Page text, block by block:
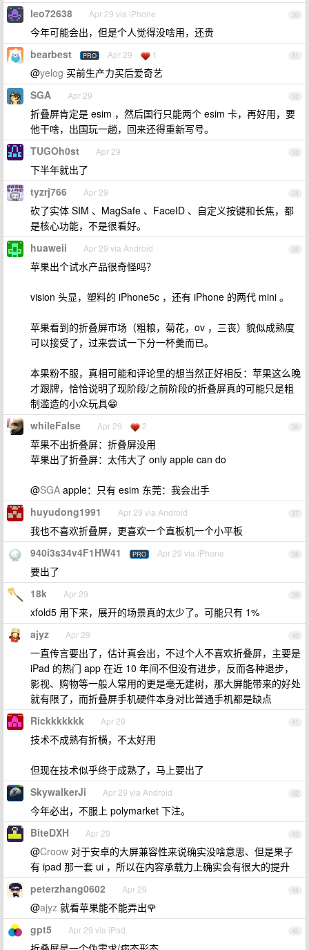
30
leo72638 Apr 29 via iPhone
今年可能会出，但是个人觉得没啥用，还贵
31
bearbest PRO Apr 29 1
@yelog 买前生产力买后爱奇艺
32
SGA Apr 29
折叠屏肯定是 esim ，然后国行只能两个 esim 卡，再好用，要
他干啥，出国玩一趟，回来还得重新写号。
33
TUGOh0st Apr 29
下半年就出了
34
tyzrj766 Apr 29
砍了实体 SIM 、MagSafe 、FaceID 、自定义按键和长焦，都
是核心功能，不是很看好。
35
huaweii Apr 29 via Android
苹果出个试水产品很奇怪吗？
vision 头显，塑料的 iPhone5c ，还有 iPhone 的两代 mini 。
苹果看到的折叠屏市场（粗粮，菊花，ov ，三丧）貌似成熟度
可以接受了，过来尝试一下分一杯羹而已。
本果粉不服，真相可能和评论里的想当然正好相反：苹果这么晚
才跟牌，恰恰说明了现阶段/之前阶段的折叠屏真的可能只是粗
制滥造的小众玩具😁
36
whileFalse Apr 29 2
苹果不出折叠屏：折叠屏没用
苹果出了折叠屏：太伟大了 only apple can do
@SGA apple：只有 esim 东莞：我会出手
37
huyudong1991 Apr 29 via Android
我也不喜欢折叠屏，更喜欢一个直板机一个小平板
38
940i3s34v4F1HW41 PRO Apr 29 via iPhone
要出了
39
18k Apr 29
xfold5 用下来，展开的场景真的太少了。可能只有 1%
40
ajyz Apr 29
一直传言要出了，估计真会出，不过个人不喜欢折叠屏，主要是
iPad 的热门 app 在近 10 年间不但没有进步，反而各种退步，
影视、购物等一般人常用的更是毫无建树，那大屏能带来的好处
就有限了，而折叠屏手机硬件本身对比普通手机都是缺点
41
Rickkkkkkk Apr 29
技术不成熟有折横，不太好用
但现在技术似乎终于成熟了，马上要出了
42
SkywalkerJi Apr 29 via Android
今年必出，不服上 polymarket 下注。
43
BiteDXH Apr 29
@Croow 对于安卓的大屏兼容性来说确实没啥意思、但是果子
有 ipad 那一套 ui ，所以在内容承载力上确实会有很大的提升
44
peterzhang0602 Apr 29
@ajyz 就看苹果能不能弄出🌹
45
gpt5 Apr 29 via iPad